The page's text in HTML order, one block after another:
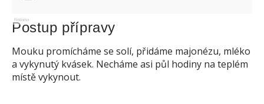
Reklama
Postup přípravy
Mouku promícháme se solí, přidáme majonézu, mléko
a vykynutý kvásek. Necháme asi půl hodiny na teplém
místě vykynout.